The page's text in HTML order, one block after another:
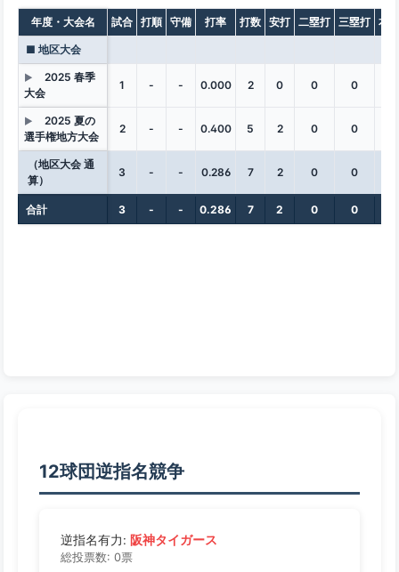
年度・大会名 試合 打順 守備 打率 打数 安打 二塁打 三塁打 本
■ 地区大会
▶
2025 春季
大会
1 - - 0.000 2 0 0 0
▶
2025 夏の
選手権地方大会
2 - - 0.400 5 2 0 0
（地区大会 通
算）
3 - - 0.286 7 2 0 0
合計 3 - - 0.286 7 2 0 0
12球団逆指名競争
逆指名有力: 阪神タイガース
総投票数: 0票